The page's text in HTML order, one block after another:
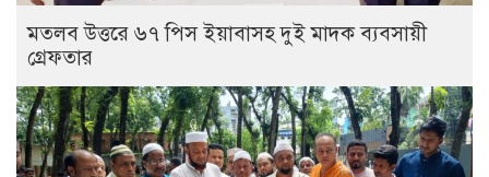
মতলব উত্তরে ৬৭ পিস ইয়াবাসহ দুই মাদক ব্যবসায়ী
গ্রেফতার